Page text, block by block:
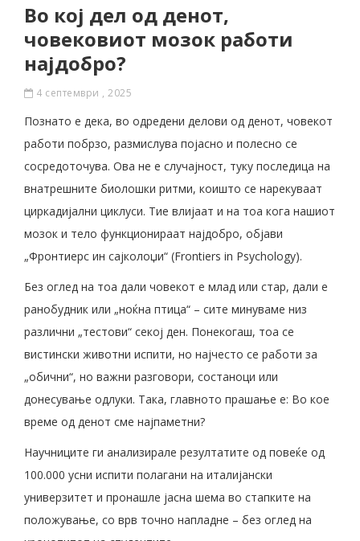
Во кој дел од денот,
човековиот мозок работи
најдобро?
4 септември , 2025
Познато е дека, во одредени делови од денот, човекот
работи побрзо, размислува појасно и полесно се
сосредоточува. Ова не е случајност, туку последица на
внатрешните биолошки ритми, коишто се нарекуваат
циркадијални циклуси. Тие влијаат и на тоа кога нашиот
мозок и тело функционираат најдобро, објави
„Фронтиерс ин сајколоџи“ (Frontiers in Psychology).
Без оглед на тоа дали човекот е млад или стар, дали е
ранобудник или „ноќна птица“ – сите минуваме низ
различни „тестови“ секој ден. Понекогаш, тоа се
вистински животни испити, но најчесто се работи за
„обични“, но важни разговори, состаноци или
донесување одлуки. Така, главното прашање е: Во кое
време од денот сме најпаметни?
Научниците ги анализирале резултатите од повеќе од
100.000 усни испити полагани на италијански
универзитет и пронашле јасна шема во стапките на
положување, со врв точно напладне – без оглед на